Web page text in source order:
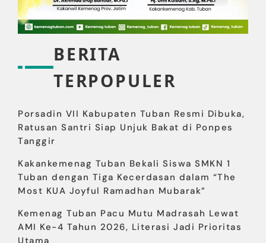
BERITA
TERPOPULER
Porsadin VII Kabupaten Tuban Resmi Dibuka,
Ratusan Santri Siap Unjuk Bakat di Ponpes
Tanggir
Kakankemenag Tuban Bekali Siswa SMKN 1
Tuban dengan Tiga Kecerdasan dalam “The
Most KUA Joyful Ramadhan Mubarak”
Kemenag Tuban Pacu Mutu Madrasah Lewat
AMI Ke-4 Tahun 2026, Literasi Jadi Prioritas
Utama